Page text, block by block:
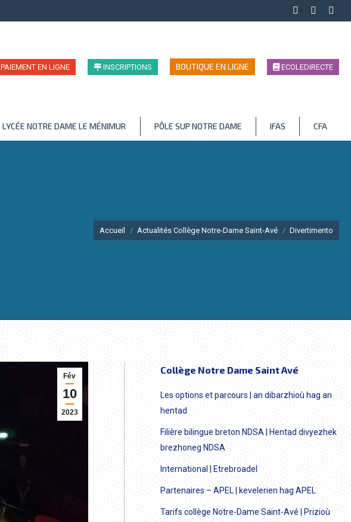
in
in
in
PAIEMENT EN LIGNE INSCRIPTIONS BOUTIQUE EN LIGNE ECOLEDIRECTE
LYCÉE NOTRE DAME LE MÉNIMUR PÔLE SUP NOTRE DAME IFAS CFA
Vous êtes ici :
Accueil Actualités Collège Notre-Dame Saint-Avé Divertimento
Fév
10
2023
Collège Notre Dame Saint Avé
Les options et parcours | an dibarzhioù hag an
hentad
Filière bilingue breton NDSA | Hentad divyezhek
brezhoneg NDSA
International | Etrebroadel
Partenaires – APEL | kevelerien hag APEL
Tarifs collège Notre-Dame Saint-Avé | Prizioù